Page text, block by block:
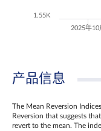
2025年10
1.55K
产品信息
The Mean Reversion
Reversion that suggests
revert to the mean. The